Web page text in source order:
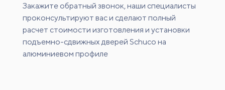
Закажите обратный звонок, наши специалисты
проконсультируют вас и сделают полный
расчет стоимости изготовления и установки
подъемно-сдвижных дверей Schuco на
алюминиевом профиле